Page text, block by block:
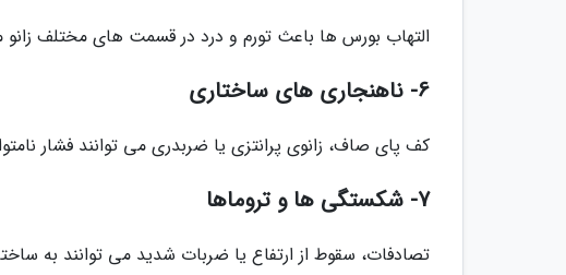
التهاب بورس ها باعث تورم و درد در قسمت های مختلف
6- ناهنجاری های ساختاری
کف پای صاف، زانوی پرانتزی یا ضربدری می توانند فشار
7- شکستگی ها و تروماها
تصادفات، سقوط از ارتفاع یا ضربات شدید می توانند به